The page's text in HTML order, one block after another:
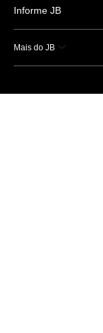
Informe JB
Mais do JB
Esportes